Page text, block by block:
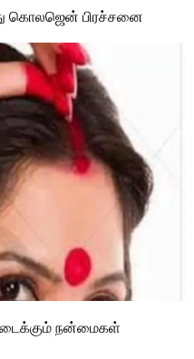
கொலஜென் பிரச்சனை
நன்மைகள்